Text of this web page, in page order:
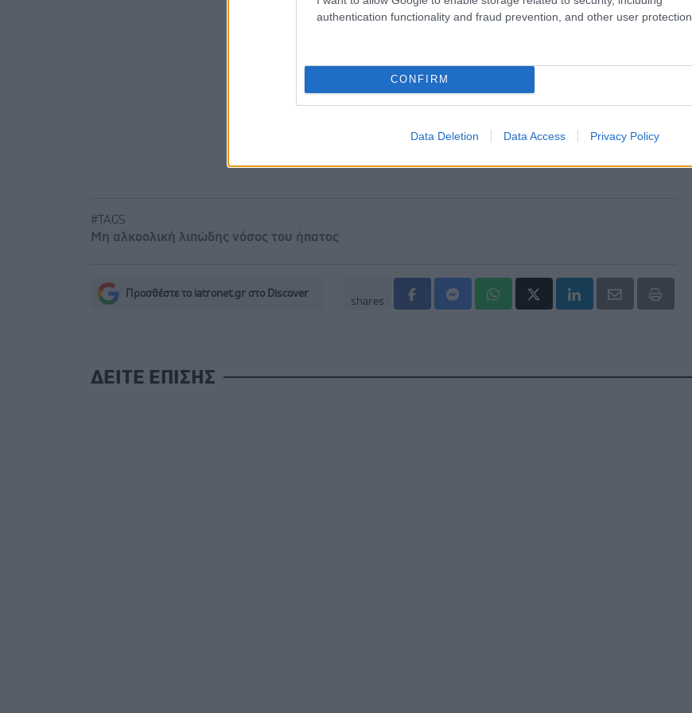
authentication functionality and fraud prevention, and other user protection.
CONFIRM
Data Deletion Data Access Privacy Policy
Ειδήσεις υγείας σήμερα
Σημάδια διπολικής διαταραχής
Αδ. Γεωργιάδης στη Ρόδο: ''Σε ενάμιση χρόνο, το νοσοκομείο θα
είναι καινούργιο''- 'Αμεσα μέτρα για την αντιμετώπιση των
#TAGS
Μη αλκοολική λιπώδης νόσος του ήπατος
Προσθέστε το iatronet.gr στο Discover
shares
ΔΕΙΤΕ ΕΠΙΣΗΣ